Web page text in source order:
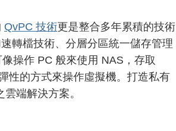
QvPC 技術更是整合多年累積的技術
轉檔技術、分層分區統一儲存管理
操作 PC 般來使用 NAS，存取
性的方式來操作虛擬機。打造私有
端解決方案。